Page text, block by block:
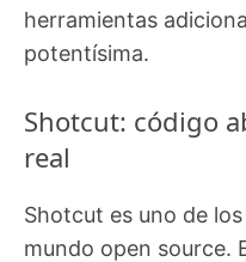
herramientas
potentísima.
Shotcut: código
real
Shotcut es uno de
mundo open source.